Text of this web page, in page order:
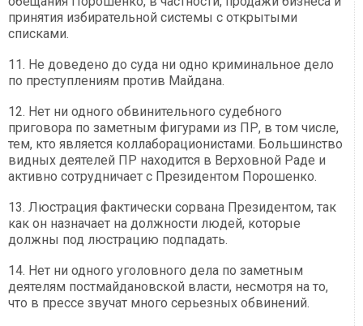
принятия избирательной системы с открытыми
списками.
11. Не доведено до суда ни одно криминальное дело
по преступлениям против Майдана.
12. Нет ни одного обвинительного судебного
приговора по заметным фигурами из ПР, в том числе,
тем, кто является коллаборационистами. Большинство
видных деятелей ПР находится в Верховной Раде и
активно сотрудничает с Президентом Порошенко.
13. Люстрация фактически сорвана Президентом, так
как он назначает на должности людей, которые
должны под люстрацию подпадать.
14. Нет ни одного уголовного дела по заметным
деятелям постмайдановской власти, несмотря на то,
что в прессе звучат много серьезных обвинений.